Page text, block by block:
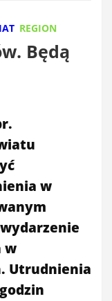
REGION
Będą
w
w
Utrudnienia